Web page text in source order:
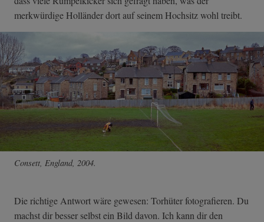
merkwürdige Holländer dort auf seinem Hochsitz wohl treibt.
Consett, England, 2004.
Die richtige Antwort wäre gewesen: Torhüter fotografieren. Du
machst dir besser selbst ein Bild davon. Ich kann dir den